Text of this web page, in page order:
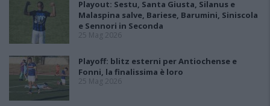
Playout: Sestu, Santa Giusta, Silanus e
Malaspina salve, Bariese, Barumini, Siniscola
e Sennori in Seconda
25 Mag 2026
Playoff: blitz esterni per Antiochense e
Fonni, la finalissima è loro
25 Mag 2026